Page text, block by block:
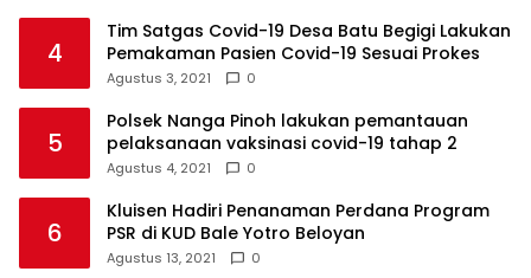
4
Tim Satgas Covid-19 Desa Batu Begigi Lakukan
Pemakaman Pasien Covid-19 Sesuai Prokes
Agustus 3, 2021 0
5
Polsek Nanga Pinoh lakukan pemantauan
pelaksanaan vaksinasi covid-19 tahap 2
Agustus 4, 2021 0
6
Kluisen Hadiri Penanaman Perdana Program
PSR di KUD Bale Yotro Beloyan
Agustus 13, 2021 0